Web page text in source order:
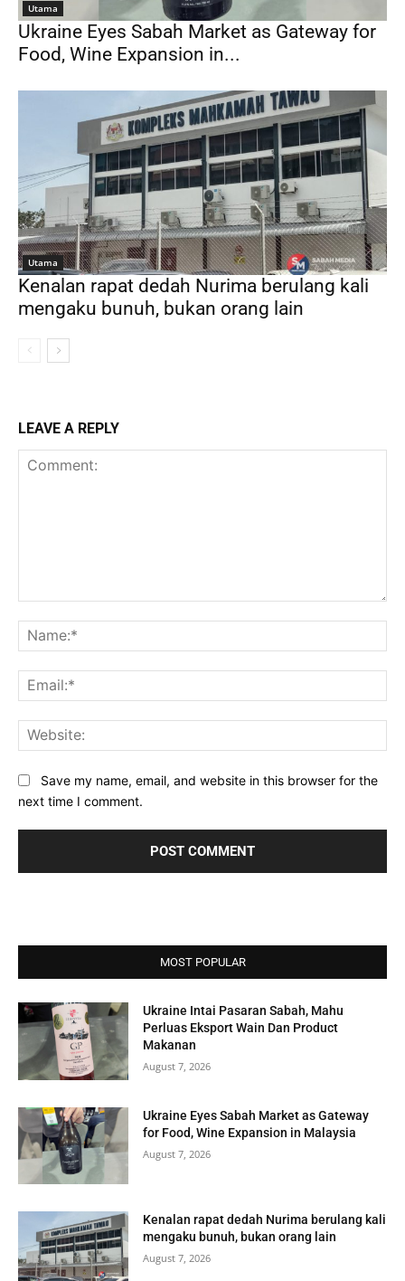
Utama
Ukraine Eyes Sabah Market as Gateway for
Food, Wine Expansion in...
Utama
Kenalan rapat dedah Nurima berulang kali
mengaku bunuh, bukan orang lain
LEAVE A REPLY
Save my name, email, and website in this browser for the
next time I comment.
MOST POPULAR
Ukraine Intai Pasaran Sabah, Mahu
Perluas Eksport Wain Dan Product
Makanan
August 7, 2026
Ukraine Eyes Sabah Market as Gateway
for Food, Wine Expansion in Malaysia
August 7, 2026
Kenalan rapat dedah Nurima berulang kali
mengaku bunuh, bukan orang lain
August 7, 2026